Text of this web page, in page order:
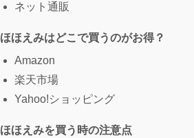
ネット通販
ほほえみはどこで買うのがお得？
Amazon
楽天市場
Yahoo!ショッピング
ほほえみを買う時の注意点